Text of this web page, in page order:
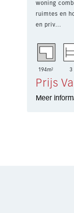
woning
ruimtes en
en priv...
194m² 3
Prijs
Meer